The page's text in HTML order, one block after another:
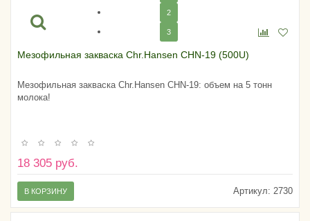
2
3
Мезофильная закваска Chr.Hansen CHN-19 (500U)
Мезофильная закваска Chr.Hansen CHN-19: объем на 5 тонн
молока!
18 305 руб.
Артикул: 2730
В КОРЗИНУ